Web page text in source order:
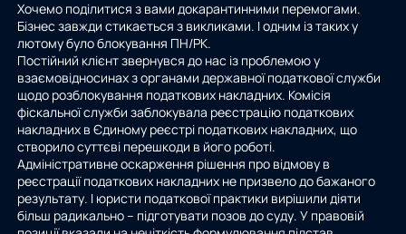
Хочемо поділитися з вами докарантинними перемогами.
Бізнес завжди стикається з викликами. І одним із таких у
лютому було блокування ПН/РК.
Постійний клієнт звернувся до нас із проблемою у
взаємовідносинах з органами державної податкової служби
щодо розблокування податкових накладних. Комісія
фіскальної служби заблокувала реєстрацію податкових
накладних в Єдиному реєстрі податкових накладних, що
створило суттєві перешкоди в його роботі.
Адміністративне оскарження рішення про відмову в
реєстрації податкових накладних не призвело до бажаного
результату. І юристи податкової практики вирішили діяти
більш радикально – підготувати позов до суду. У правовій